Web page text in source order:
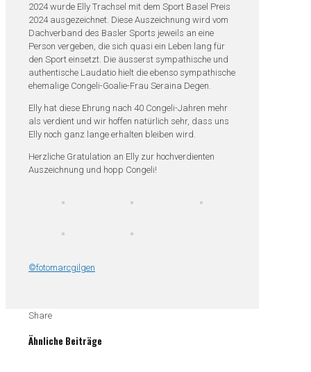
2024 wurde Elly Trachsel mit dem Sport Basel Preis
2024 ausgezeichnet. Diese Auszeichnung wird vom
Dachverband des Basler Sports jeweils an eine
Person vergeben, die sich quasi ein Leben lang für
den Sport einsetzt. Die äusserst sympathische und
authentische Laudatio hielt die ebenso sympathische
ehemalige Congeli-Goalie-Frau Seraina Degen.
Elly hat diese Ehrung nach 40 Congeli-Jahren mehr
als verdient und wir hoffen natürlich sehr, dass uns
Elly noch ganz lange erhalten bleiben wird.
Herzliche Gratulation an Elly zur hochverdienten
Auszeichnung und hopp Congeli!
©fotomarcgilgen
Share
Ähnliche Beiträge